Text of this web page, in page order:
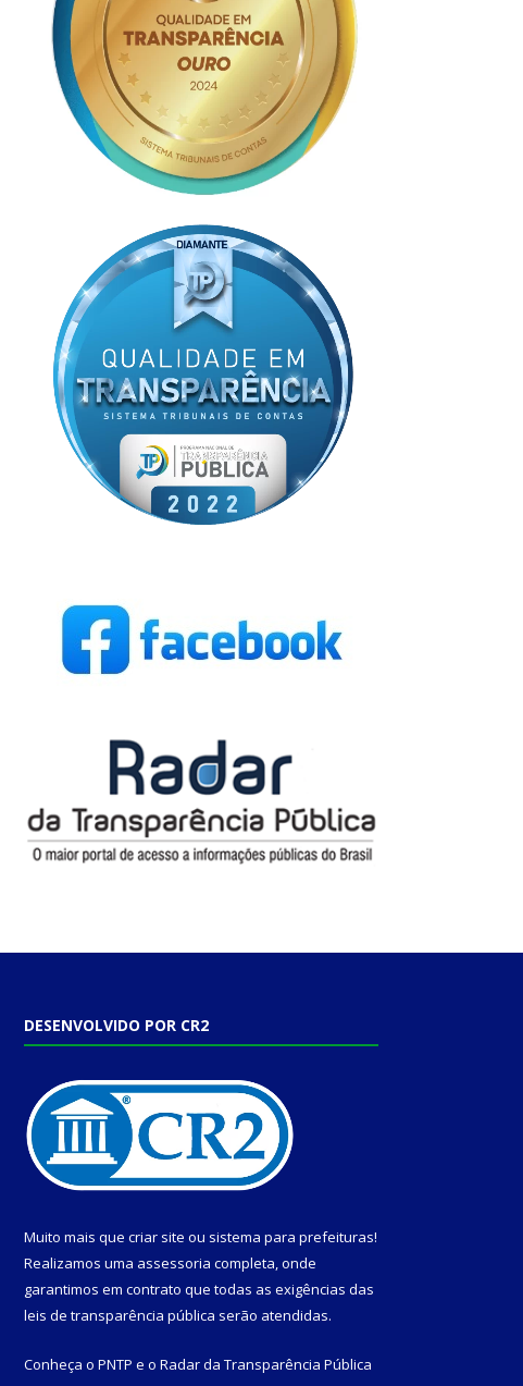
DESENVOLVIDO POR CR2
Muito mais que criar site ou sistema para prefeituras!
Realizamos uma assessoria completa, onde
garantimos em contrato que todas as exigências das
leis de transparência pública serão atendidas.
Conheça o PNTP e o Radar da Transparência Pública